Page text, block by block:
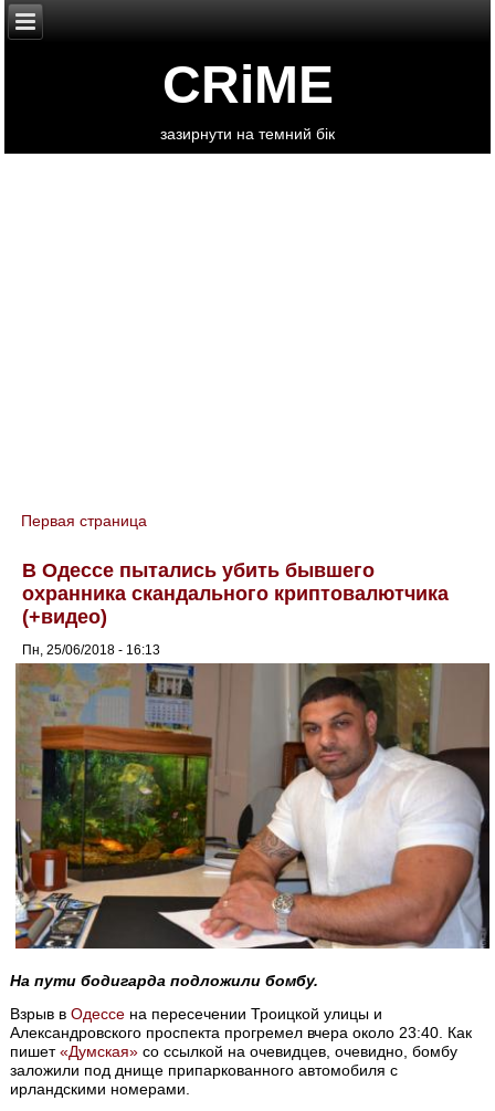
CRiME
зазирнути на темний бік
You are here
Первая страница
В Одессе пытались убить бывшего
охранника скандального криптовалютчика
(+видео)
Пн, 25/06/2018 - 16:13
На пути бодигарда подложили бомбу.
Взрыв вОдессе на пересечении Троицкой улицы и
Александровского проспекта прогремел вчера около 23:40. Как
пишет«Думская» со ссылкой на очевидцев, очевидно, бомбу
заложили под днище припаркованного автомобиля с
ирландскими номерами.